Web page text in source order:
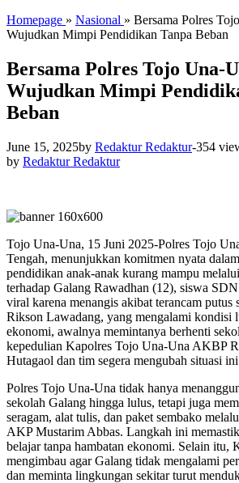
Homepage » Nasional » Bersama Polres
Wujudkan Mimpi Pendidikan Tanpa Beban
Bersama Polres Tojo Una-
Wujudkan Mimpi
Beban
June 15, 2025by Redaktur Redaktur-354
by Redaktur Redaktur
Tojo Una-Una, 15 Juni 2025-Polres Tojo
Tengah, menunjukkan komitmen nyata
pendidikan anak-anak kurang mampu
terhadap Galang Rawadhan (12), siswa
viral karena menangis akibat terancam putus
Rikson Lawadang, yang mengalami kondisi
ekonomi, awalnya memintanya berhenti
kepedulian Kapolres Tojo Una-Una AKBP
Hutagaol dan tim segera mengubah situasi
Polres Tojo Una-Una tidak hanya
sekolah Galang hingga lulus, tetapi juga
seragam, alat tulis, dan paket sembako
AKP Mustarim Abbas. Langkah ini
belajar tanpa hambatan ekonomi. Selain itu,
mengimbau agar Galang tidak mengalami
dan meminta lingkungan sekitar turut